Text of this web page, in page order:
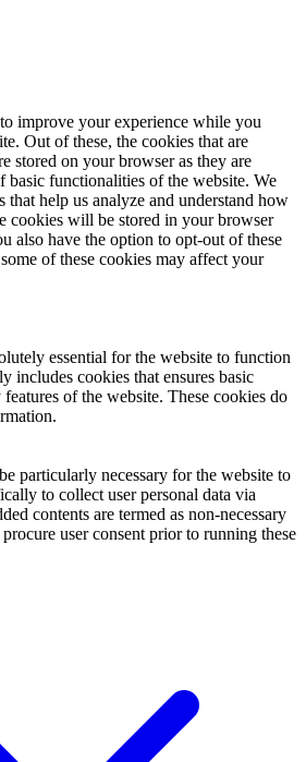
improve your experience while you
Out of these, the cookies that are
stored on your browser as they are
basic functionalities of the website. We
that help us analyze and understand how
cookies will be stored in your browser
also have the option to opt-out of these
of these cookies may affect your
essential for the website to function
includes cookies that ensures basic
of the website. These cookies do
particularly necessary for the website to
to collect user personal data via
contents are termed as non-necessary
user consent prior to running these